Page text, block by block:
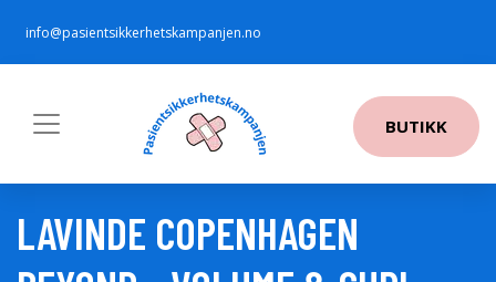
info@pasientsikkerhetskampanjen.no
BUTIKK
LAVINDE COPENHAGEN